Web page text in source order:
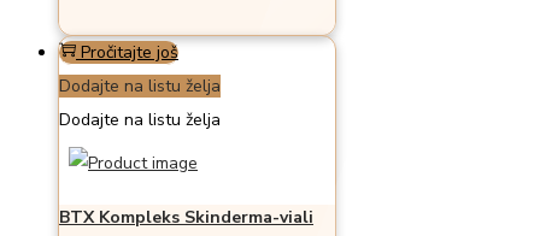
Pročitajte još
Dodajte na listu želja
Dodajte na listu želja
BTX Kompleks Skinderma-viali